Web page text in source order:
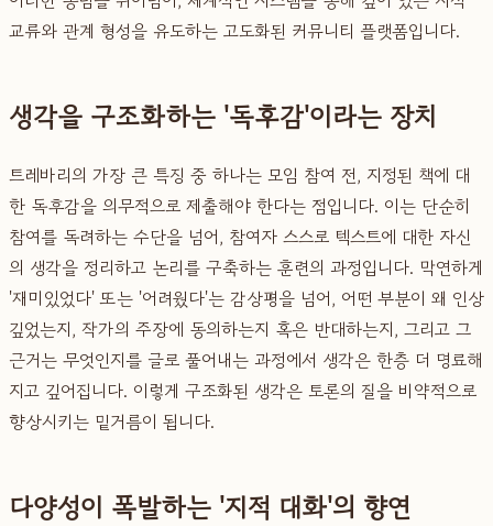
교류와 관계 형성을 유도하는 고도화된 커뮤니티 플랫폼입니다.
생각을 구조화하는 '독후감'이라는 장치
트레바리의 가장 큰 특징 중 하나는 모임 참여 전, 지정된 책에 대
한 독후감을 의무적으로 제출해야 한다는 점입니다. 이는 단순히
참여를 독려하는 수단을 넘어, 참여자 스스로 텍스트에 대한 자신
의 생각을 정리하고 논리를 구축하는 훈련의 과정입니다. 막연하게
'재미있었다' 또는 '어려웠다'는 감상평을 넘어, 어떤 부분이 왜 인상
깊었는지, 작가의 주장에 동의하는지 혹은 반대하는지, 그리고 그
근거는 무엇인지를 글로 풀어내는 과정에서 생각은 한층 더 명료해
지고 깊어집니다. 이렇게 구조화된 생각은 토론의 질을 비약적으로
향상시키는 밑거름이 됩니다.
다양성이 폭발하는 '지적 대화'의 향연